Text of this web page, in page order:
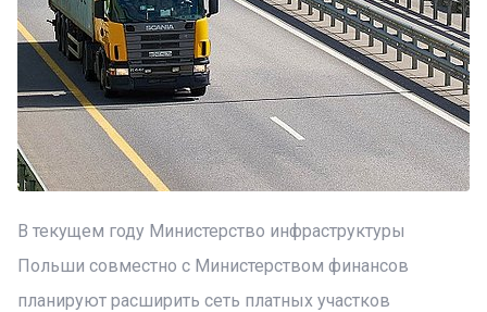
В текущем году Министерство инфраструктуры
Польши совместно с Министерством финансов
планируют расширить сеть платных участков